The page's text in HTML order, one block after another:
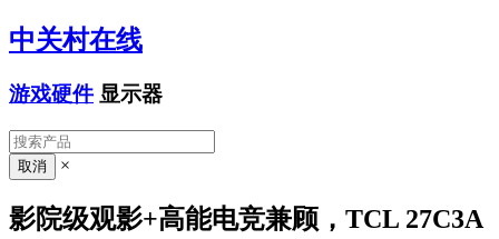
中关村在线
游戏硬件 显示器
×
影院级观影+高能电竞兼顾，TCL 27C3A